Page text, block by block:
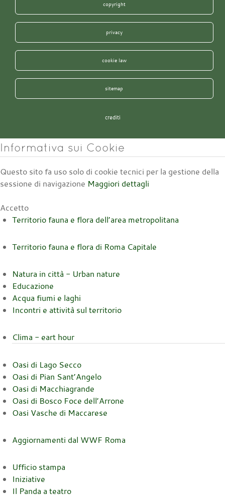
copyright
privacy
cookie law
sitemap
crediti
Informativa sui Cookie
Questo sito fa uso solo di cookie tecnici per la gestione della
sessione di navigazione Maggiori dettagli
Accetto
Territorio fauna e flora dell’area metropolitana
Territorio fauna e flora di Roma Capitale
Natura in città - Urban nature
Educazione
Acqua fiumi e laghi
Incontri e attività sul territorio
Clima - eart hour
Oasi di Lago Secco
Oasi di Pian Sant’Angelo
Oasi di Macchiagrande
Oasi di Bosco Foce dell’Arrone
Oasi Vasche di Maccarese
Aggiornamenti dal WWF Roma
Ufficio stampa
Iniziative
Il Panda a teatro